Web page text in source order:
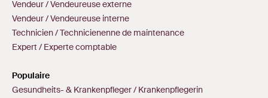
Vendeur / Vendeureuse externe
Vendeur / Vendeureuse interne
Technicien / Technicienenne de maintenance
Expert / Experte comptable
Populaire
Gesundheits- & Krankenpfleger / Krankenpflegerin